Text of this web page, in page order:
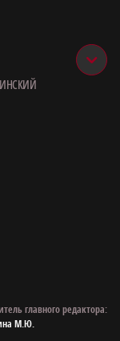
главного редактора:
М.Ю.